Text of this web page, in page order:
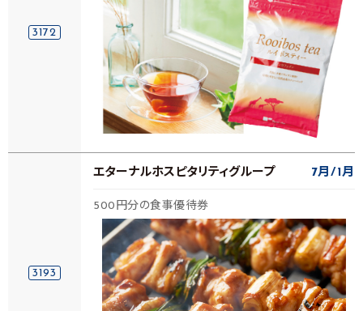
3172
3193
エターナルホスピタリティグループ 7月 1月
500円分の食事優待券